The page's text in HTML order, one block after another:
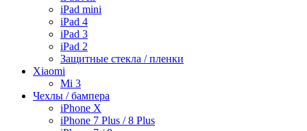
iPad mini
iPad 4
iPad 3
iPad 2
Защитные стекла / пленки
Xiaomi
Mi 3
Чехлы / бампера
iPhone X
iPhone 7 Plus / 8 Plus